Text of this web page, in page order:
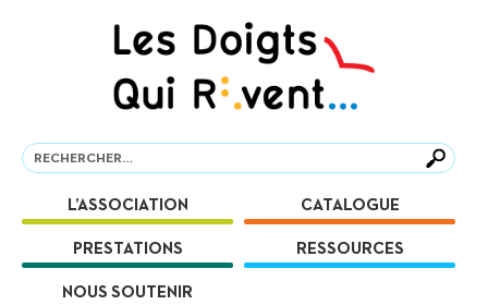
Recherche
Recherche
L’ASSOCIATION CATALOGUE
PRESTATIONS RESSOURCES
NOUS SOUTENIR